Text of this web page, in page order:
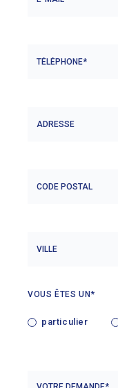
particulier
VOUS ÊTES UN*